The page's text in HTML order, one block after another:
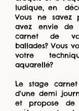
ludique, en
Vous ne savez
avez envie de
carnet de
ballades? Vous
votre
aquarellé?
​Le stage
d'une demi
et propose